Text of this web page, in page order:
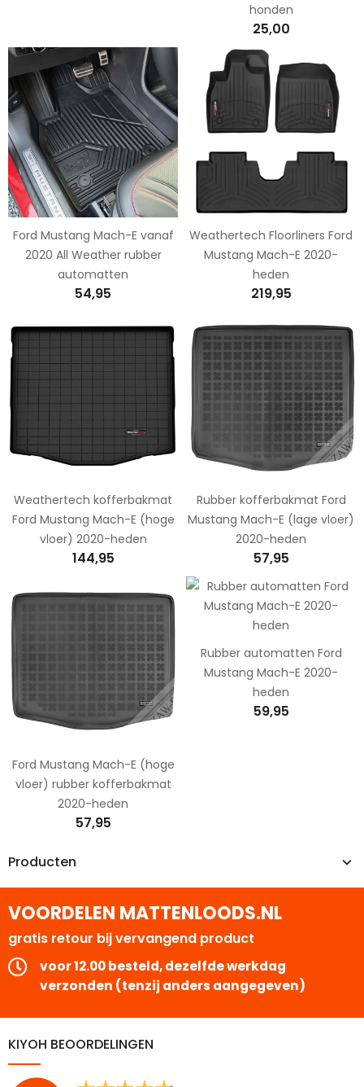
Producten
honden
25,00
Ford Mustang Mach-E vanaf
2020 All Weather rubber
automatten
54,95
Weathertech Floorliners Ford
Mustang Mach-E 2020-
heden
219,95
Weathertech kofferbakmat
Ford Mustang Mach-E (hoge
vloer) 2020-heden
144,95
Rubber kofferbakmat Ford
Mustang Mach-E (lage vloer)
2020-heden
57,95
Ford Mustang Mach-E (hoge
vloer) rubber kofferbakmat
2020-heden
57,95
Rubber automatten Ford
Mustang Mach-E 2020-
heden
59,95
VOORDELEN MATTENLOODS.NL
gratis retour bij vervangend product
voor 12.00 besteld, dezelfde werkdag
verzonden (tenzij anders aangegeven)
KIYOH BEOORDELINGEN